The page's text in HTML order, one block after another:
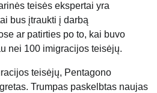
teisės ekspertai yra
bus įtraukti į darbą
ar patirties po to, kai buvo
nei 100 imigracijos teisėjų.
teisėjų, Pentagono
Trumpas paskelbtas naujas